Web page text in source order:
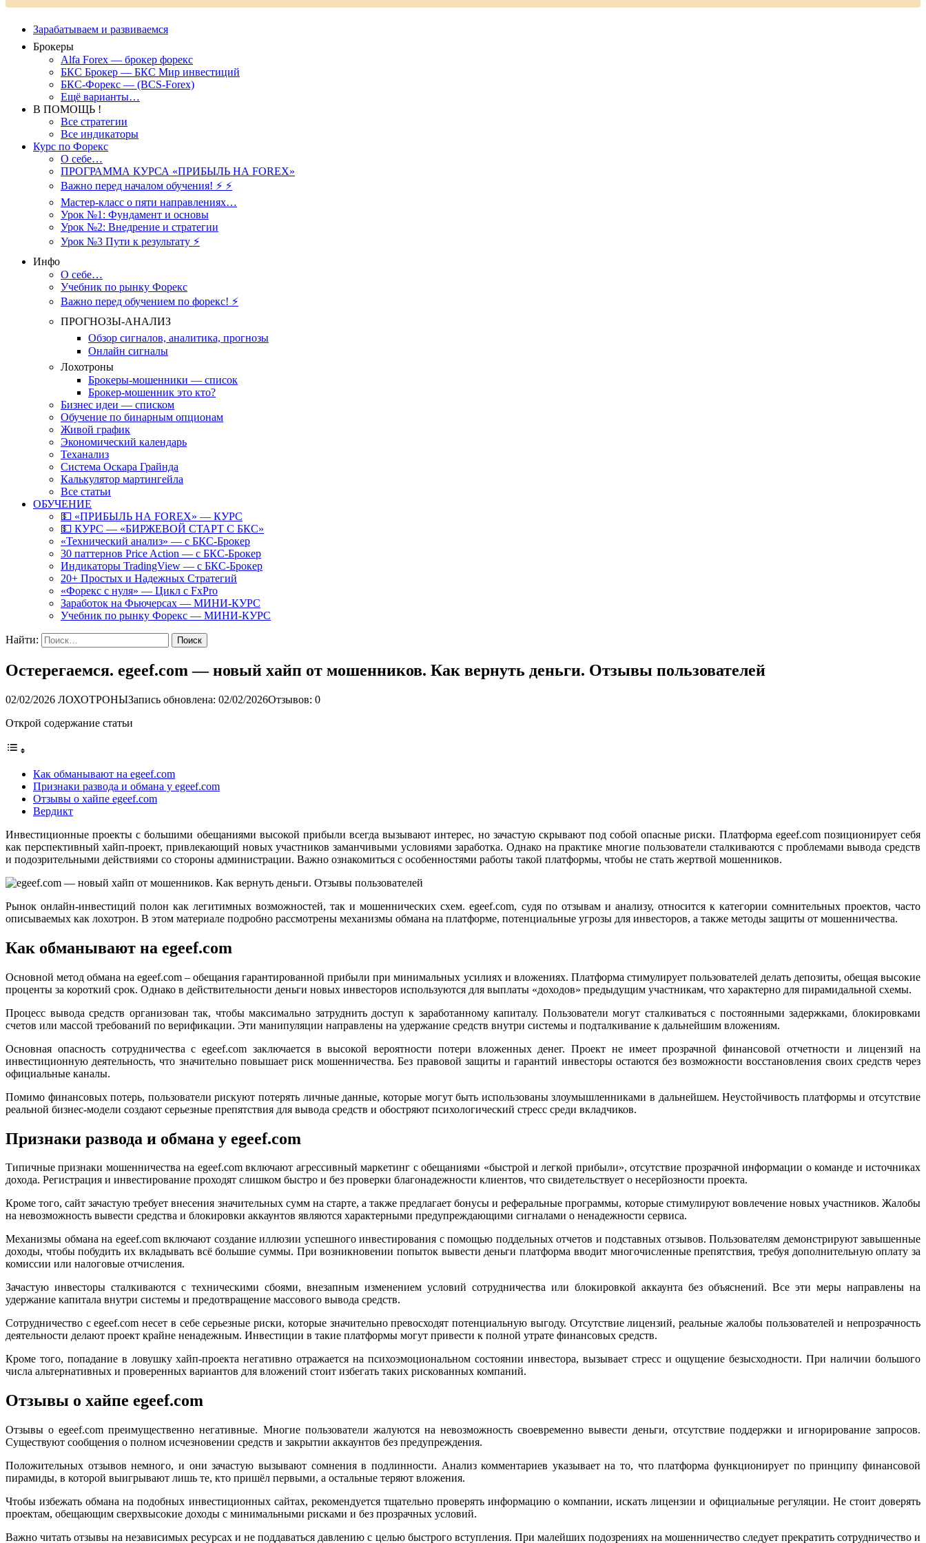
Зарабатываем и развиваемся
Брокеры
Alfa Forex — брокер форекс
БКС Брокер — БКС Мир инвестиций
БКС-Форекс — (BCS-Forex)
Ещё варианты…
В ПОМОЩЬ !
Все стратегии
Все индикаторы
Курс по Форекс
О себе…
ПРОГРАММА КУРСА «ПРИБЫЛЬ НА FOREX»
Важно перед началом обучения! ⚡ ⚡
Мастер-класс о пяти направлениях…
Урок №1: Фундамент и основы
Урок №2: Внедрение и стратегии
Урок №3 Пути к результату ⚡️
Инфо
О себе…
Учебник по рынку Форекс
Важно перед обучением по форекс! ⚡
ПРОГНОЗЫ-АНАЛИЗ
Обзор сигналов, аналитика, прогнозы
Онлайн сигналы
Лохотроны
Брокеры-мошенники — список
Брокер-мошенник это кто?
Бизнес идеи — списком
Обучение по бинарным опционам
Живой график
Экономический календарь
Теханализ
Система Оскара Грайнда
Калькулятор мартингейла
Все статьи
ОБУЧЕНИЕ
💵 «ПРИБЫЛЬ НА FOREX» — КУРС
💵 КУРС — «БИРЖЕВОЙ СТАРТ С БКС»
«Технический анализ» — с БКС-Брокер
30 паттернов Price Action — с БКС-Брокер
Индикаторы TradingView — с БКС-Брокер
20+ Простых и Надежных Стратегий
«Форекс с нуля» — Цикл с FxPro
Заработок на Фьючерсах — МИНИ-КУРС
Учебник по рынку Форекс — МИНИ-КУРС
Найти:
Остерегаемся. egeef.com — новый хайп от мошенников. Как вернуть деньги. Отзывы пользователей
02/02/2026 ЛОХОТРОНЫЗапись обновлена: 02/02/2026Отзывов: 0
Открой содержание статьи
Как обманывают на egeef.com
Признаки развода и обмана у egeef.com
Отзывы о хайпе egeef.com
Вердикт
Инвестиционные проекты с большими обещаниями высокой прибыли всегда вызывают интерес, но зачастую скрывают под собой опасные риски. Платформа egeef.com позиционирует себя
как перспективный хайп-проект, привлекающий новых участников заманчивыми условиями заработка. Однако на практике многие пользователи сталкиваются с проблемами вывода средств
и подозрительными действиями со стороны администрации. Важно ознакомиться с особенностями работы такой платформы, чтобы не стать жертвой мошенников.
Рынок онлайн-инвестиций полон как легитимных возможностей, так и мошеннических схем. egeef.com, судя по отзывам и анализу, относится к категории сомнительных проектов, часто
описываемых как лохотрон. В этом материале подробно рассмотрены механизмы обмана на платформе, потенциальные угрозы для инвесторов, а также методы защиты от мошенничества.
Как обманывают на egeef.com
Основной метод обмана на egeef.com – обещания гарантированной прибыли при минимальных усилиях и вложениях. Платформа стимулирует пользователей делать депозиты, обещая высокие
проценты за короткий срок. Однако в действительности деньги новых инвесторов используются для выплаты «доходов» предыдущим участникам, что характерно для пирамидальной схемы.
Процесс вывода средств организован так, чтобы максимально затруднить доступ к заработанному капиталу. Пользователи могут сталкиваться с постоянными задержками, блокировками
счетов или массой требований по верификации. Эти манипуляции направлены на удержание средств внутри системы и подталкивание к дальнейшим вложениям.
Основная опасность сотрудничества с egeef.com заключается в высокой вероятности потери вложенных денег. Проект не имеет прозрачной финансовой отчетности и лицензий на
инвестиционную деятельность, что значительно повышает риск мошенничества. Без правовой защиты и гарантий инвесторы остаются без возможности восстановления своих средств через
официальные каналы.
Помимо финансовых потерь, пользователи рискуют потерять личные данные, которые могут быть использованы злоумышленниками в дальнейшем. Неустойчивость платформы и отсутствие
реальной бизнес-модели создают серьезные препятствия для вывода средств и обостряют психологический стресс среди вкладчиков.
Признаки развода и обмана у egeef.com
Типичные признаки мошенничества на egeef.com включают агрессивный маркетинг с обещаниями «быстрой и легкой прибыли», отсутствие прозрачной информации о команде и источниках
дохода. Регистрация и инвестирование проходят слишком быстро и без проверки благонадежности клиентов, что свидетельствует о несерйозности проекта.
Кроме того, сайт зачастую требует внесения значительных сумм на старте, а также предлагает бонусы и реферальные программы, которые стимулируют вовлечение новых участников. Жалобы
на невозможность вывести средства и блокировки аккаунтов являются характерными предупреждающими сигналами о ненадежности сервиса.
Механизмы обмана на egeef.com включают создание иллюзии успешного инвестирования с помощью поддельных отчетов и подставных отзывов. Пользователям демонстрируют завышенные
доходы, чтобы побудить их вкладывать всё большие суммы. При возникновении попыток вывести деньги платформа вводит многочисленные препятствия, требуя дополнительную оплату за
комиссии или налоговые отчисления.
Зачастую инвесторы сталкиваются с техническими сбоями, внезапным изменением условий сотрудничества или блокировкой аккаунта без объяснений. Все эти меры направлены на
удержание капитала внутри системы и предотвращение массового вывода средств.
Сотрудничество с egeef.com несет в себе серьезные риски, которые значительно превосходят потенциальную выгоду. Отсутствие лицензий, реальные жалобы пользователей и непрозрачность
деятельности делают проект крайне ненадежным. Инвестиции в такие платформы могут привести к полной утрате финансовых средств.
Кроме того, попадание в ловушку хайп-проекта негативно отражается на психоэмоциональном состоянии инвестора, вызывает стресс и ощущение безысходности. При наличии большого
числа альтернативных и проверенных вариантов для вложений стоит избегать таких рискованных компаний.
Отзывы о хайпе egeef.com
Отзывы о egeef.com преимущественно негативные. Многие пользователи жалуются на невозможность своевременно вывести деньги, отсутствие поддержки и игнорирование запросов.
Существуют сообщения о полном исчезновении средств и закрытии аккаунтов без предупреждения.
Положительных отзывов немного, и они зачастую вызывают сомнения в подлинности. Анализ комментариев указывает на то, что платформа функционирует по принципу финансовой
пирамиды, в которой выигрывают лишь те, кто пришёл первыми, а остальные теряют вложения.
Чтобы избежать обмана на подобных инвестиционных сайтах, рекомендуется тщательно проверять информацию о компании, искать лицензии и официальные регуляции. Не стоит доверять
проектам, обещающим сверхвысокие доходы с минимальными рисками и без прозрачных условий.
Важно читать отзывы на независимых ресурсах и не поддаваться давлению с целью быстрого вступления. При малейших подозрениях на мошенничество следует прекратить сотрудничество и